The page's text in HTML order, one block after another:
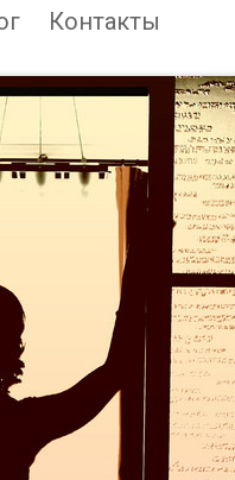
Контакты